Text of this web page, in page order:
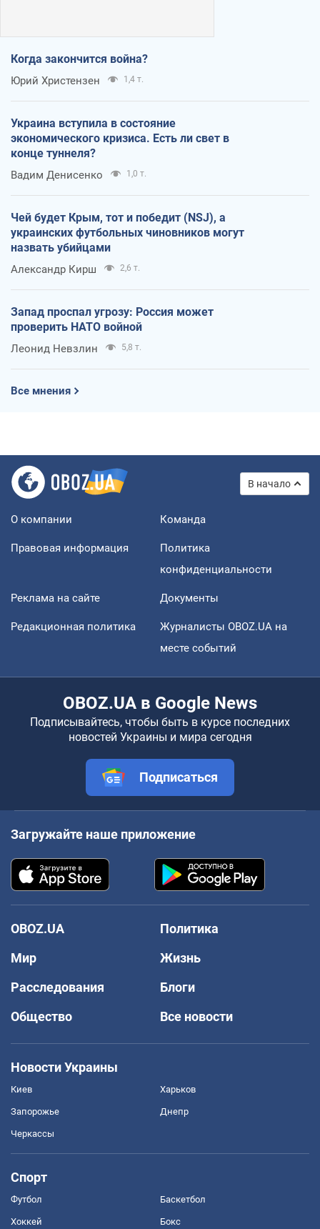
Когда закончится война?
Юрий Христензен 1,4 т.
Украина вступила в состояние
экономического кризиса. Есть ли свет в
конце туннеля?
Вадим Денисенко 1,0 т.
Чей будет Крым, тот и победит (NSJ), а
украинских футбольных чиновников могут
назвать убийцами
Александр Кирш 2,6 т.
Запад проспал угрозу: Россия может
проверить НАТО войной
Леонид Невзлин 5,8 т.
Все мнения
В начало
О компании Команда
Правовая информация
Политика
конфиденциальности
Реклама на сайте Документы
Редакционная политика
Журналисты OBOZ.UA на
месте событий
OBOZ.UA в Google News
Подписывайтесь, чтобы быть в курсе последних
новостей Украины и мира сегодня
Подписаться
Загружайте наше приложение
OBOZ.UA
Политика
Мир
Жизнь
Расследования
Блоги
Общество
Все новости
Новости Украины
Киев Харьков
Запорожье Днепр
Черкассы
Спорт
Футбол Баскетбол
Хоккей Бокс